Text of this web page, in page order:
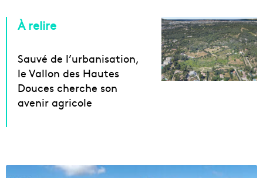
À relire
Sauvé de l’urbanisation,
le Vallon des Hautes
Douces cherche son
avenir agricole